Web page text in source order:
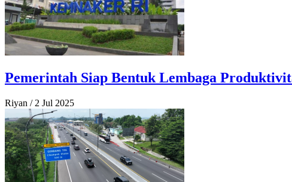
Pemerintah Siap Bentuk Lembaga
Riyan / 2 Jul 2025